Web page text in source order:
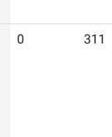
0 311